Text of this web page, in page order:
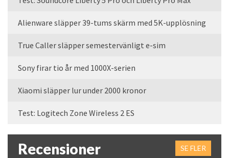
Alienware släpper 39-tums skärm med 5K-upplösning
True Caller släpper semestervänligt e-sim
Sony firar tio år med 1000X-serien
Xiaomi släpper lur under 2000 kronor
Test: Logitech Zone Wireless 2 ES
Recensioner SE FLER